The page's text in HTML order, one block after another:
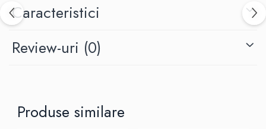
Caracteristici
Review-uri (0)
Produse similare